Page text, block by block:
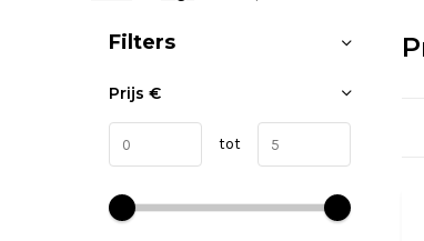
Sorteren op:
Filters
Prijs €
tot